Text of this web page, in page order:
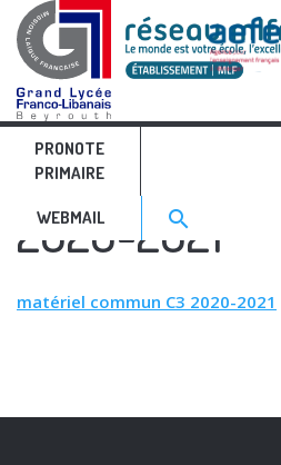
PRONOTE
PRIMAIRE
WEBMAIL Search for:>
search
RELATIVE POSTS
matériel
2020-2021
matériel commun C3 2020-2021